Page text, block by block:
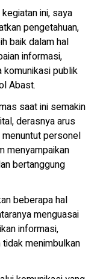
ini, saya
pengetahuan,
baik dalam hal
informasi,
komunikasi publik
Abast.
saat ini semakin
derasnya arus
personel
menyampaikan
bertanggung
beberapa hal
menguasai
informasi,
menimbulkan